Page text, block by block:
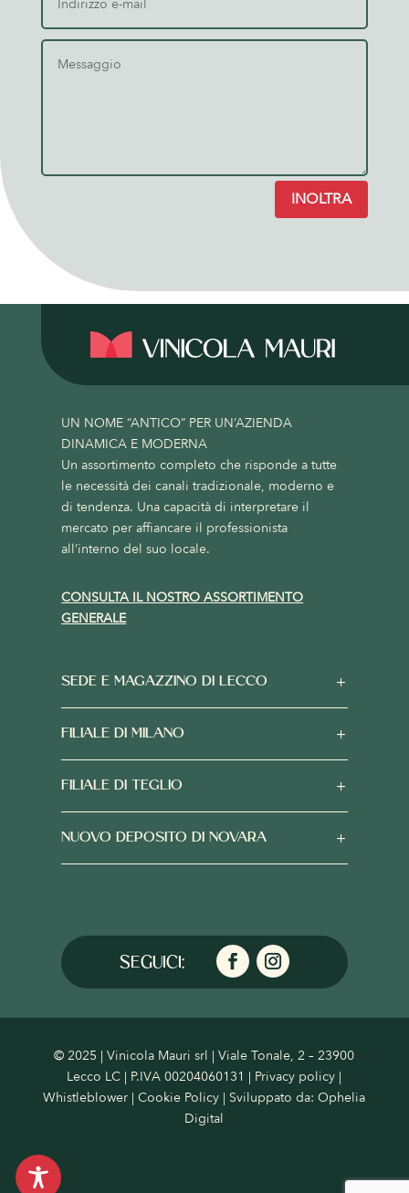
INOLTRA
UN NOME “ANTICO” PER UN’AZIENDA
DINAMICA E MODERNA
Un assortimento completo che risponde a tutte
le necessità dei canali tradizionale, moderno e
di tendenza. Una capacità di interpretare il
mercato per affiancare il professionista
all’interno del suo locale.
CONSULTA IL NOSTRO ASSORTIMENTO
GENERALE
SEDE E MAGAZZINO DI LECCO
FILIALE DI MILANO
FILIALE DI TEGLIO
NUOVO DEPOSITO DI NOVARA
© 2025 | Vinicola Mauri srl | Viale Tonale, 2 – 23900
Lecco LC | P.IVA 00204060131 | Privacy policy |
Whistleblower |Cookie Policy | Sviluppato da:Ophelia
Digital